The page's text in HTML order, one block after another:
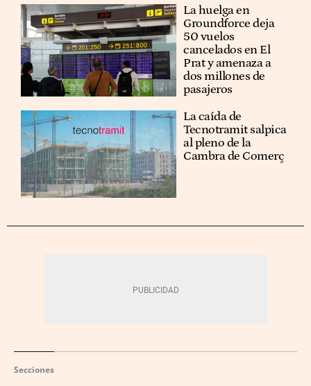
La huelga en
Groundforce deja
50 vuelos
cancelados en El
Prat y amenaza a
dos millones de
pasajeros
La caída de
Tecnotramit salpica
al pleno de la
Cambra de Comerç
Secciones